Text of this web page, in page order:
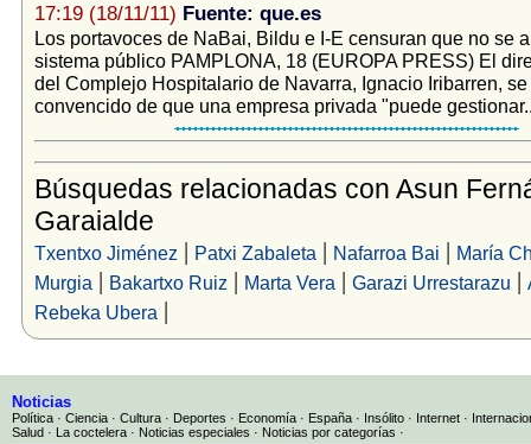
17:19 (18/11/11) Fuente: que.es
Los portavoces de NaBai, Bildu e I-E censuran que no se
sistema público PAMPLONA, 18 (EUROPA PRESS) El
del Complejo Hospitalario de Navarra, Ignacio Iribarren,
convencido de que una empresa privada "puede
Búsquedas relacionadas con Asun
Garaialde
Txentxo Jiménez | Patxi Zabaleta | Nafarroa Bai | María
Murgia | Bakartxo Ruiz | Marta Vera | Garazi Urrestarazu |
Rebeka Ubera |
Noticias
Política · Ciencia · Cultura · Deportes · Economía · España · Insólito · Internet ·
Salud · La coctelera · Noticias especiales · Noticias por categorías ·